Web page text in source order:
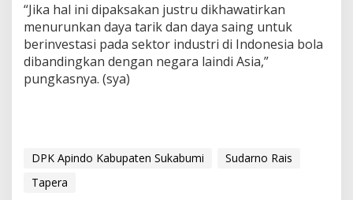
“Jika hal ini dipaksakan justru dikhawatirkan
menurunkan daya tarik dan daya saing untuk
berinvestasi pada sektor industri di Indonesia bola
dibandingkan dengan negara laindi Asia,”
pungkasnya. (sya)
DPK Apindo Kabupaten Sukabumi
Sudarno Rais
Tapera